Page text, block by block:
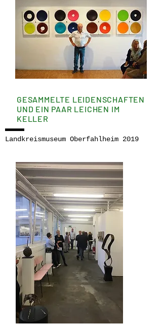
GESAMMELTE LEIDENSCHAFTEN
UND EIN PAAR LEICHEN IM
KELLER
Landkreismuseum Oberfahlheim 2019